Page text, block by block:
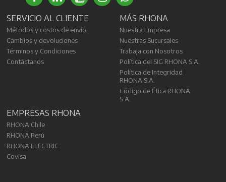
SERVICIO AL CLIENTE
Métodos y costos de envío
Cambios y devoluciones
Términos y Condiciones
Contáctanos
MÁS RHONA
Nuestra Empresa
Nuestras Sucursales
Trabaja con Nosotros
Política del SIG RHONA S.A.
Política de Integridad
RHONA S.A.
Código de Ética RHONA
S.A.
EMPRESAS RHONA
RHONA Chile
RHONA Perú
RHONA ELECTRIC
Covisa